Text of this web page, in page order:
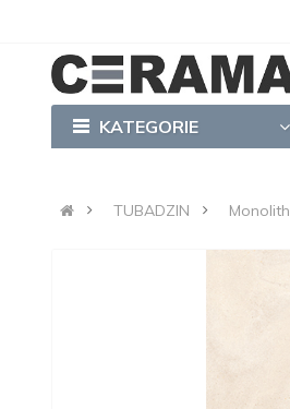
KATEGORIE
TUBADZIN Monolith